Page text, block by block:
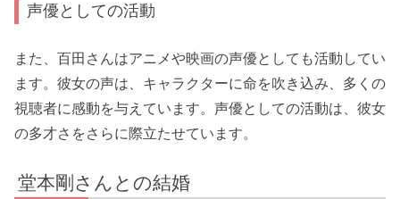
声優としての活動
また、百田さんはアニメや映画の声優としても活動してい
ます。彼女の声は、キャラクターに命を吹き込み、多くの
視聴者に感動を与えています。声優としての活動は、彼女
の多才さをさらに際立たせています。
堂本剛さんとの結婚